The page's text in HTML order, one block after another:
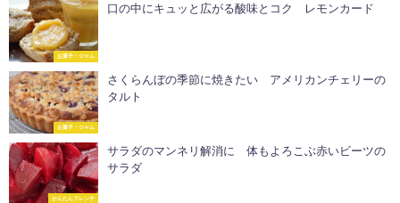
お菓子・ジャム
口の中にキュッと広がる酸味とコク レモンカード
お菓子・ジャム
さくらんぼの季節に焼きたい アメリカンチェリーの
タルト
かんたんフレンチ
サラダのマンネリ解消に 体もよろこぶ赤いビーツの
サラダ